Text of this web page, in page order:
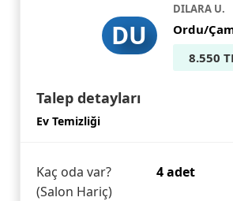
DU
DILARA U.
Ordu/
8.550
Talep detayları
Ev Temizliği
Kaç oda var?
(Salon Hariç)
4 adet